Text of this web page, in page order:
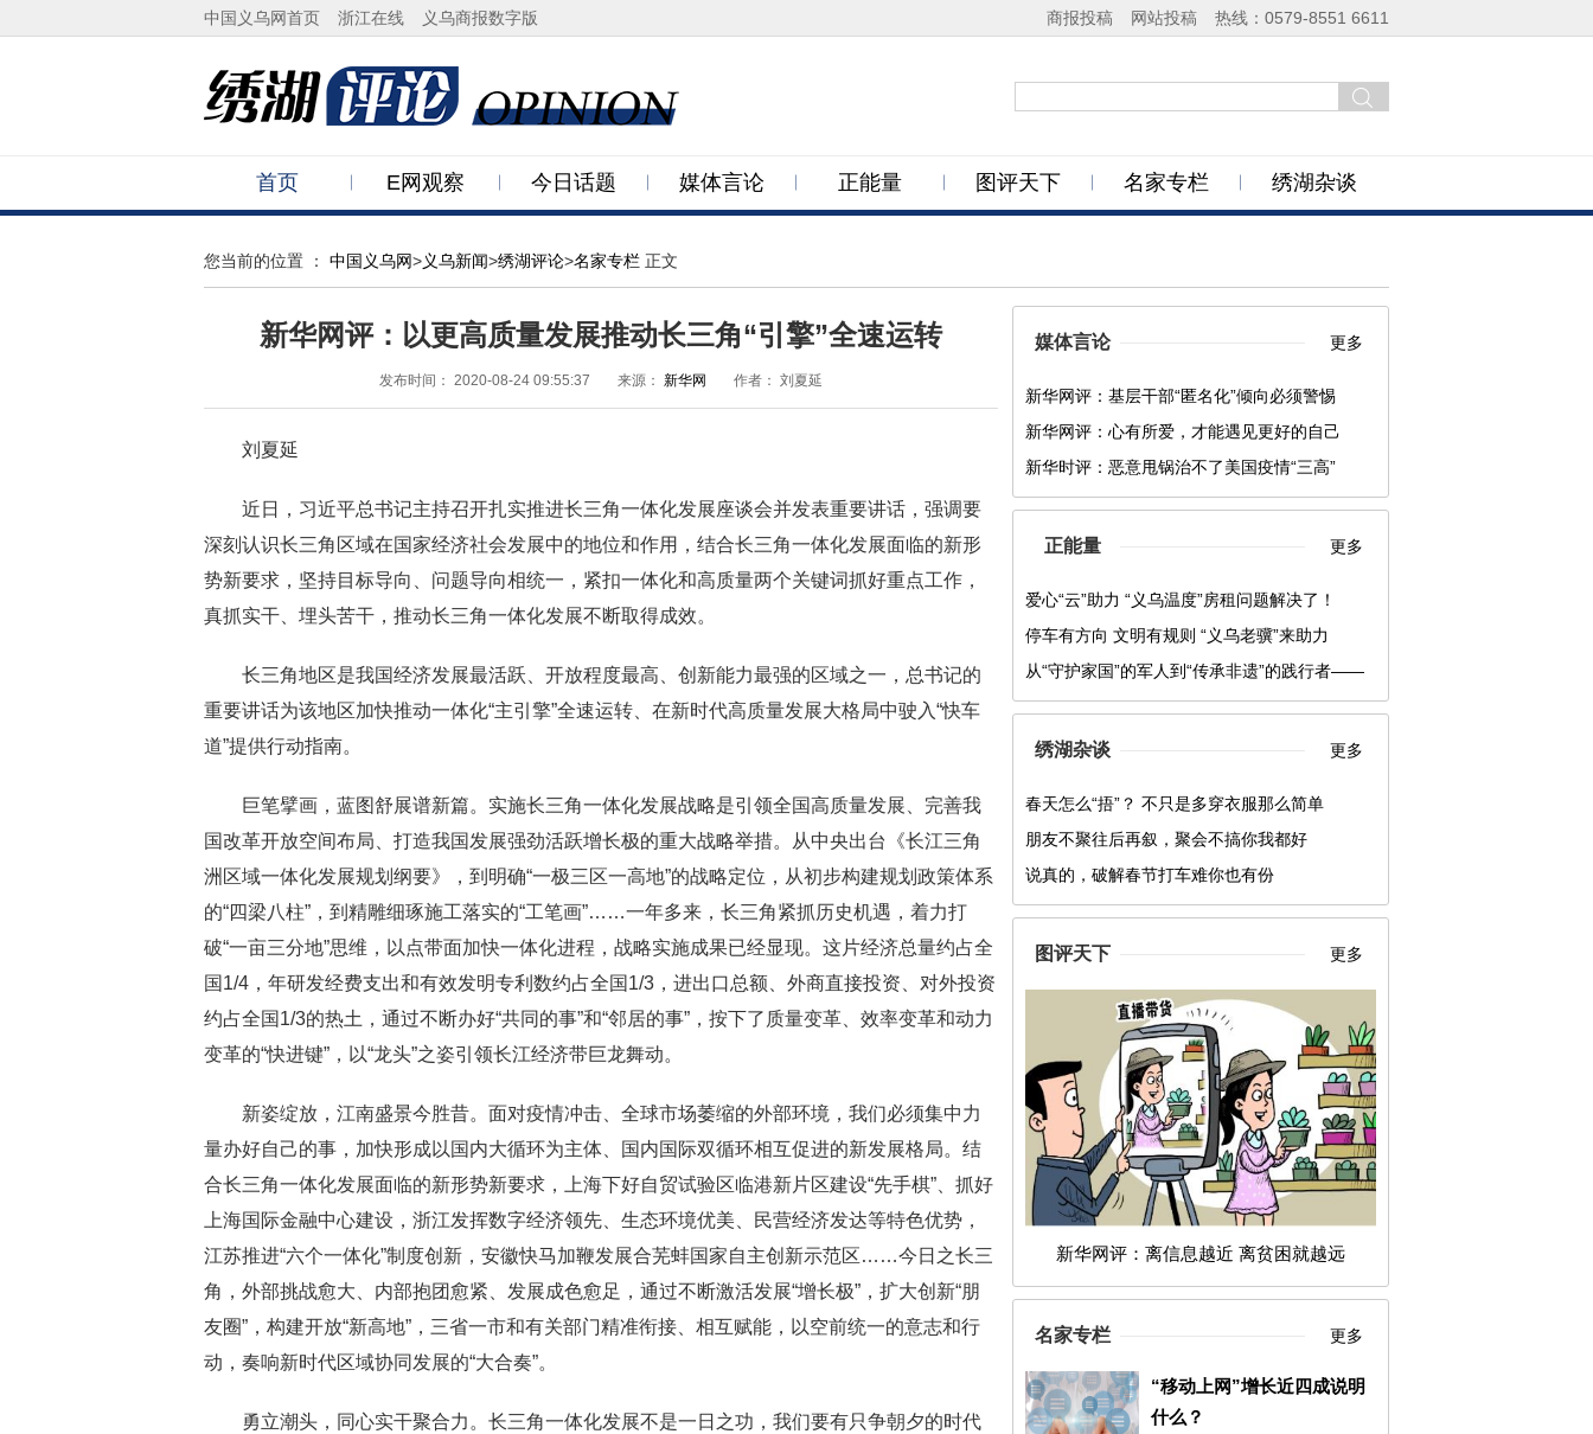
中国义乌网首页 浙江在线 义乌商报数字版 热线：0579-8551 6611
网站投稿
商报投稿
首页 E网观察 今日话题 媒体言论 正能量 图评天下 名家专栏 绣湖杂谈
您当前的位置 ： 中国义乌网>义乌新闻>绣湖评论>名家专栏 正文
新华网评：以更高质量发展推动长三角“引擎”全速运转
发布时间： 2020-08-24 09:55:37 来源： 新华网 作者： 刘夏延
刘夏延
近日，习近平总书记主持召开扎实推进长三角一体化发展座谈会并发表重要讲话，强调要
深刻认识长三角区域在国家经济社会发展中的地位和作用，结合长三角一体化发展面临的新形
势新要求，坚持目标导向、问题导向相统一，紧扣一体化和高质量两个关键词抓好重点工作，
真抓实干、埋头苦干，推动长三角一体化发展不断取得成效。
长三角地区是我国经济发展最活跃、开放程度最高、创新能力最强的区域之一，总书记的
重要讲话为该地区加快推动一体化“主引擎”全速运转、在新时代高质量发展大格局中驶入“快车
道”提供行动指南。
巨笔擘画，蓝图舒展谱新篇。实施长三角一体化发展战略是引领全国高质量发展、完善我
国改革开放空间布局、打造我国发展强劲活跃增长极的重大战略举措。从中央出台《长江三角
洲区域一体化发展规划纲要》，到明确“一极三区一高地”的战略定位，从初步构建规划政策体系
的“四梁八柱”，到精雕细琢施工落实的“工笔画”……一年多来，长三角紧抓历史机遇，着力打
破“一亩三分地”思维，以点带面加快一体化进程，战略实施成果已经显现。这片经济总量约占全
国1/4，年研发经费支出和有效发明专利数约占全国1/3，进出口总额、外商直接投资、对外投资
约占全国1/3的热土，通过不断办好“共同的事”和“邻居的事”，按下了质量变革、效率变革和动力
变革的“快进键”，以“龙头”之姿引领长江经济带巨龙舞动。
新姿绽放，江南盛景今胜昔。面对疫情冲击、全球市场萎缩的外部环境，我们必须集中力
量办好自己的事，加快形成以国内大循环为主体、国内国际双循环相互促进的新发展格局。结
合长三角一体化发展面临的新形势新要求，上海下好自贸试验区临港新片区建设“先手棋”、抓好
上海国际金融中心建设，浙江发挥数字经济领先、生态环境优美、民营经济发达等特色优势，
江苏推进“六个一体化”制度创新，安徽快马加鞭发展合芜蚌国家自主创新示范区……今日之长三
角，外部挑战愈大、内部抱团愈紧、发展成色愈足，通过不断激活发展“增长极”，扩大创新“朋
友圈”，构建开放“新高地”，三省一市和有关部门精准衔接、相互赋能，以空前统一的意志和行
动，奏响新时代区域协同发展的“大合奏”。
勇立潮头，同心实干聚合力。长三角一体化发展不是一日之功，我们要有只争朝夕的时代
媒体言论 更多
新华网评：基层干部“匿名化”倾向必须警惕
新华网评：心有所爱，才能遇见更好的自己
新华时评：恶意甩锅治不了美国疫情“三高”
正能量 更多
爱心“云”助力 “义乌温度”房租问题解决了！
停车有方向 文明有规则 “义乌老骥”来助力
从“守护家国”的军人到“传承非遗”的践行者——
赖劲宇
绣湖杂谈 更多
春天怎么“捂”？ 不只是多穿衣服那么简单
朋友不聚往后再叙，聚会不搞你我都好
说真的，破解春节打车难你也有份
图评天下 更多
新华网评：离信息越近 离贫困就越远
名家专栏 更多
“移动上网”增长近四成说明
什么？